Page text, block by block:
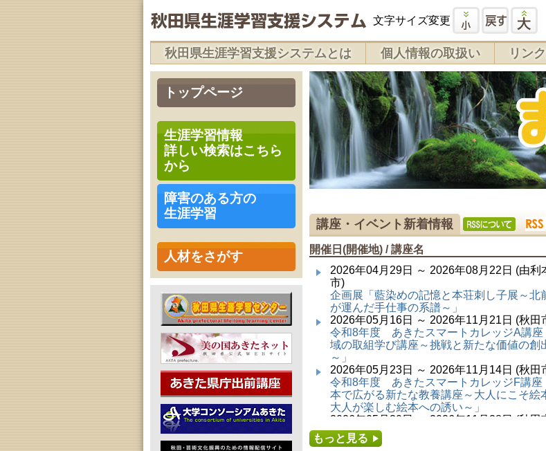
文字サイズ変更
秋田県生涯学習支援システムとは 個人情報の取扱い リン
トップページ
生涯学習情報
詳しい検索はこちら
から
障害のある方の
生涯学習
人材をさがす
講座・イベント新着情報
開催日(開催地) / 講座名
2026年04月29日 ～ 2026年08月22日 (由利
市)
企画展「藍染めの記憶と本荘刺し子展～北
が運んだ手仕事の系譜～」
2026年05月16日 ～ 2026年11月21日 (秋田
令和8年度 あきたスマートカレッジA講座
域の取組学び講座～挑戦と新たな価値の創
～」
2026年05月23日 ～ 2026年11月14日 (秋田
令和8年度 あきたスマートカレッジF講座
本で広がる新たな教養講座～大人にこそ絵
大人が楽しむ絵本への誘い～」
2026年05月30日 ～ 2026年11月28日 (秋田
令和8年度 あきたスマートカレッジC講座
害者の生涯学習講座～みんなで学ぼう、み
もっと見る